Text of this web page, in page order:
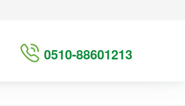
0510-88601213